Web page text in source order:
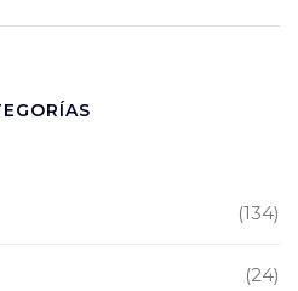
(134)
(24)